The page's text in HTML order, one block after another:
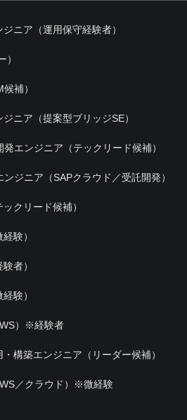
ニア（運用保守経験者）
）
補）
ニア（提案型ブリッジSE）
エンジニア（テックリード候補）
ジニア（SAPクラウド／受託開発）
クリード候補）
験）
者）
験）
）※経験者
構築エンジニア（リーダー候補）
／クラウド）※微経験